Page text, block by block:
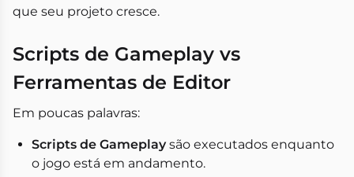
que seu projeto cresce.
Scripts de Gameplay vs
Ferramentas de Editor
Em poucas palavras:
Scripts de Gameplaysão executados enquanto
o jogo está em andamento.